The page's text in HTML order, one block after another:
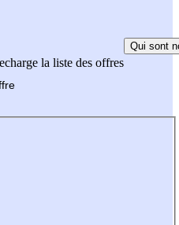
la liste des offres
Qui sont